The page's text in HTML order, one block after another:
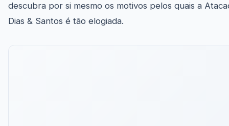
descubra por si mesmo os motivos pelos quais a
Dias & Santos é tão elogiada.